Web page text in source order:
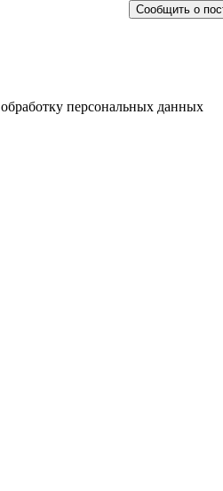
Сообщить о
обработку персональных данных